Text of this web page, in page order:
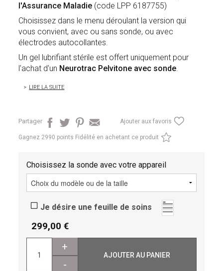
l'Assurance Maladie (code LPP 6187755)
Choisissez dans le menu déroulant la version qui
vous convient, avec ou sans sonde, ou avec
électrodes autocollantes.
Un gel lubrifiant stérile est offert uniquement pour
l'achat d'un Neurotrac Pelvitone avec sonde
LIRE LA SUITE
Partager Ajouter aux favoris
Gagnez 2990 points Fidélité en achetant ce produit
Choisissez la sonde avec votre appareil
Je désire une feuille de soins
299,00
+
-
AJOUTER AU PANIER